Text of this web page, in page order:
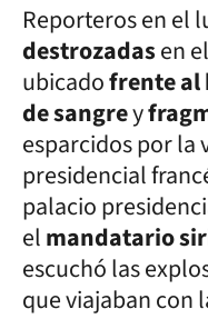
Reporteros en el
destrozadasen el
ubicadofrente al
de sangrey
esparcidos por la
presidencial
palacio
elmandatario
escuchó las
que viajaban con